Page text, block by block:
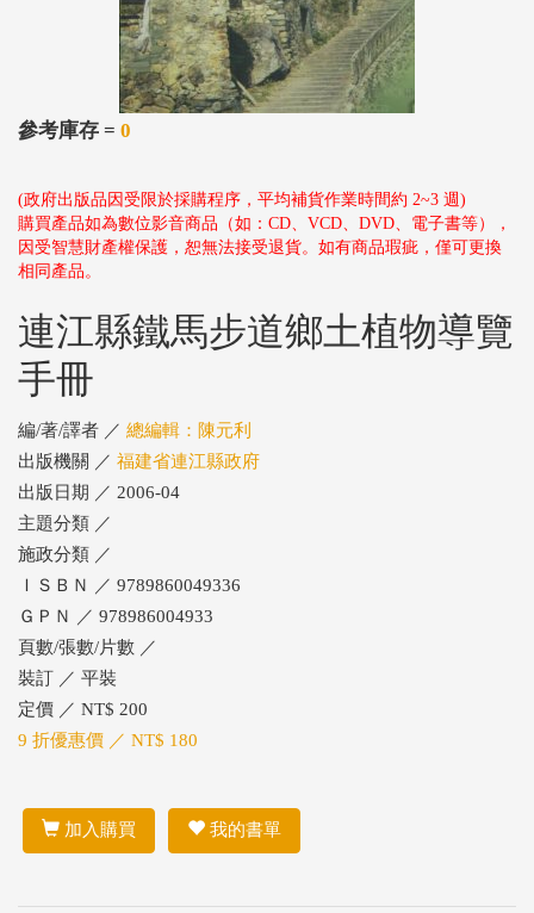
參考庫存 = 0
(政府出版品因受限於採購程序，平均補貨作業時間約 2~3 週)
購買產品如為數位影音商品（如：CD、VCD、DVD、電子書等），
因受智慧財產權保護，恕無法接受退貨。如有商品瑕疵，僅可更換
相同產品。
連江縣鐵馬步道鄉土植物導覽
手冊
編/著/譯者 ／ 總編輯：陳元利
出版機關 ／ 福建省連江縣政府
出版日期 ／ 2006-04
主題分類 ／
施政分類 ／
ＩＳＢＮ ／ 9789860049336
ＧＰＮ ／ 978986004933
頁數/張數/片數 ／
裝訂 ／ 平裝
定價 ／ NT$ 200
9 折優惠價 ／ NT$ 180
加入購買 我的書單